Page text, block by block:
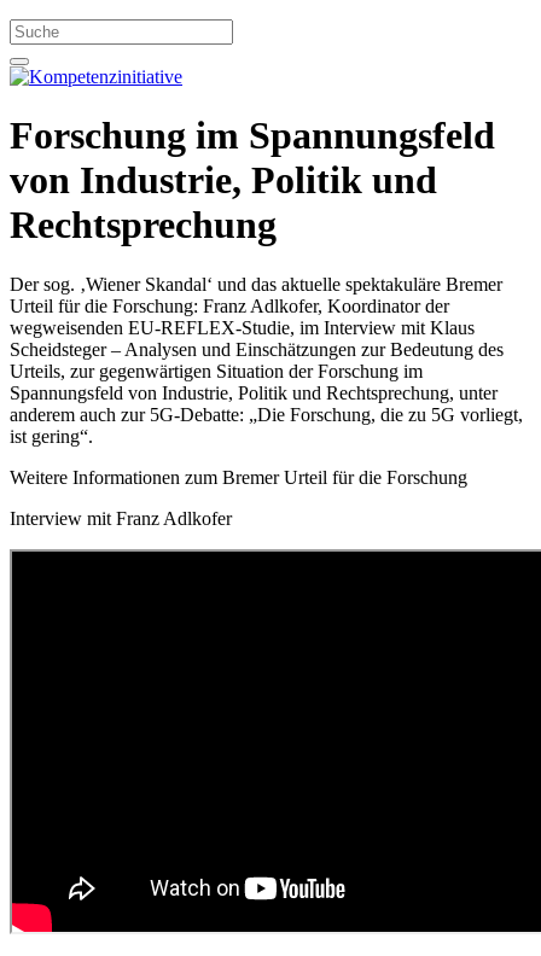
Forschung im Spannungsfeld
von Industrie, Politik und
Rechtsprechung
Der sog. ‚Wiener Skandal‘ und das aktuelle spektakuläre Bremer
Urteil für die Forschung: Franz Adlkofer, Koordinator der
wegweisenden EU-REFLEX-Studie, im Interview mit Klaus
Scheidsteger – Analysen und Einschätzungen zur Bedeutung des
Urteils, zur gegenwärtigen Situation der Forschung im
Spannungsfeld von Industrie, Politik und Rechtsprechung, unter
anderem auch zur 5G-Debatte: „Die Forschung, die zu 5G vorliegt,
ist gering“.
Weitere Informationen zum Bremer Urteil für die Forschung
Interview mit Franz Adlkofer